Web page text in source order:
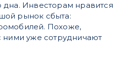
дна. Инвесторам нравится
рынок сбыта:
Похоже,
ними уже сотрудничают